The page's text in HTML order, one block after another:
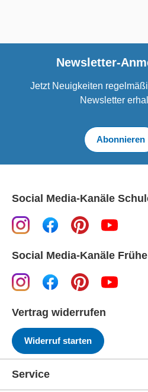
Newsletter-
Jetzt Neuigkeiten
Newsletter
Abonnieren
Social Media-Kanäle
Social Media-Kanäle
Vertrag widerrufen
Widerruf starten
Service